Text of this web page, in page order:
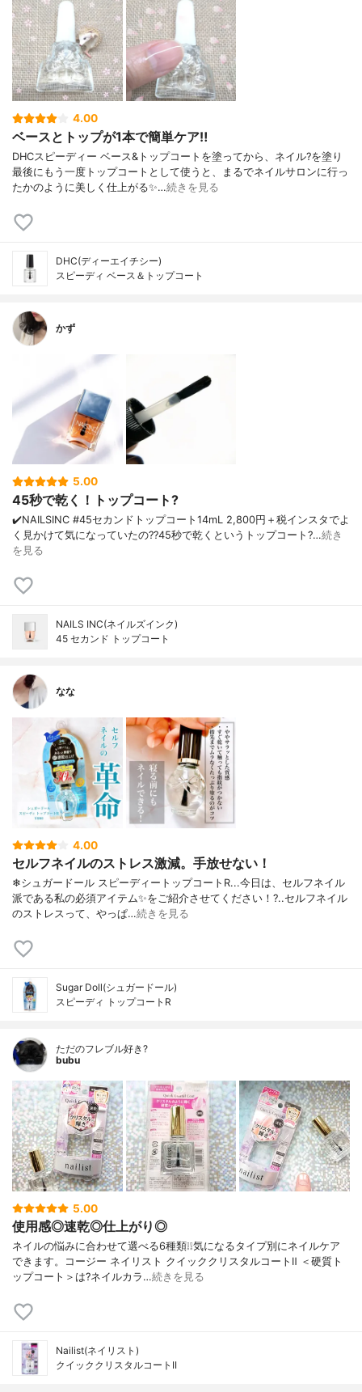
4.00
ベースとトップが1本で簡単ケア‼️
DHCスピーディー ベース&トップコートを塗ってから、ネイル?を塗り
最後にもう一度トップコートとして使うと、まるでネイルサロンに行っ
たかのように美しく仕上がる✨…続きを見る
DHC(ディーエイチシー)
スピーディ ベース＆トップコート
かず
5.00
45秒で乾く！トップコート?
✔️NAILSINC #45セカンドトップコート 14mL 2,800円＋税 インスタでよ
く見かけて気になっていたの?? 45秒で乾くというトップコート? …続き
を見る
NAILS INC(ネイルズインク)
45 セカンド トップコート
なな
4.00
セルフネイルのストレス激減。手放せない！
❄シュガードール スピーディートップコートR...今日は、セルフネイル
派である私の必須アイテム✨をご紹介させてください！?..セルフネイル
のストレスって、やっぱ…続きを見る
Sugar Doll(シュガードール)
スピーディ トップコートR
ただのフレブル好き?
bubu
5.00
使用感◎速乾◎仕上がり◎
ネイルの悩みに合わせて選べる6種類❕❕気になるタイプ別にネイルケア
できます。コージー ネイリスト クイッククリスタルコートⅡ ＜硬質ト
ップコート＞は?ネイルカラ…続きを見る
Nailist(ネイリスト)
クイッククリスタルコートII